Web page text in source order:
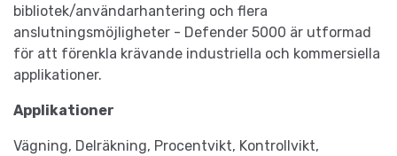
bibliotek/användarhantering och flera
anslutningsmöjligheter - Defender 5000 är utformad
för att förenkla krävande industriella och kommersiella
applikationer.
Applikationer
Vägning, Delräkning, Procentvikt, Kontrollvikt,